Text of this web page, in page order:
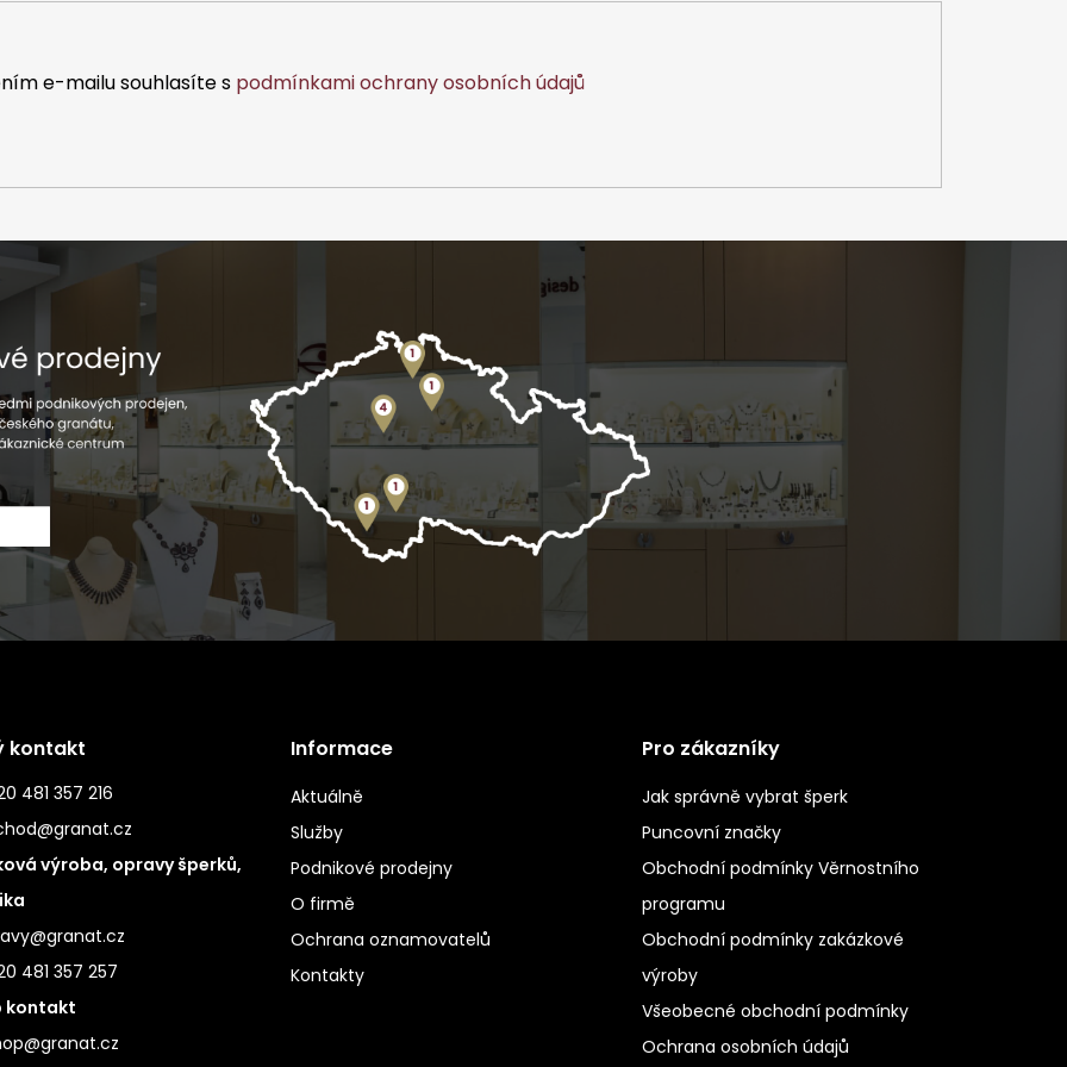
e-mailu souhlasíte s podmínkami ochrany osobních údajů
kontakt
481 357 216
výroba, opravy šperků,
481 357 257
kontakt
Informace
Aktuálně
Služby
Podnikové prodejny
O firmě
Ochrana oznamovatelů
Kontakty
Pro zákazníky
Jak správně vybrat šperk
Puncovní značky
Obchodní podmínky Věrnostního
programu
Obchodní podmínky zakázkové
výroby
Všeobecné obchodní podmínky
Ochrana osobních údajů